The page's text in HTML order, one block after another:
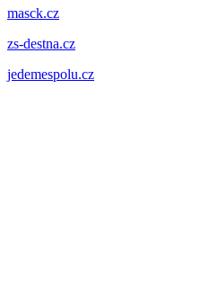
masck.cz
zs-destna.cz
jedemespolu.cz